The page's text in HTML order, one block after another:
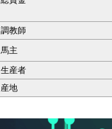
調教師
馬主
生産者
産地